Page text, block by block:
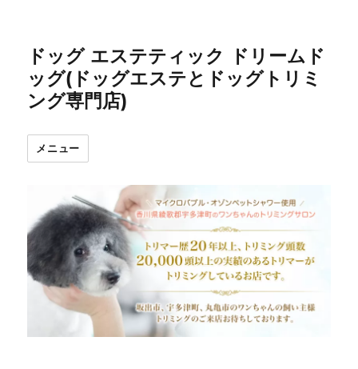
ドッグ エステティック ドリームド
ッグ(ドッグエステとドッグトリミ
ング専門店)
メニュー